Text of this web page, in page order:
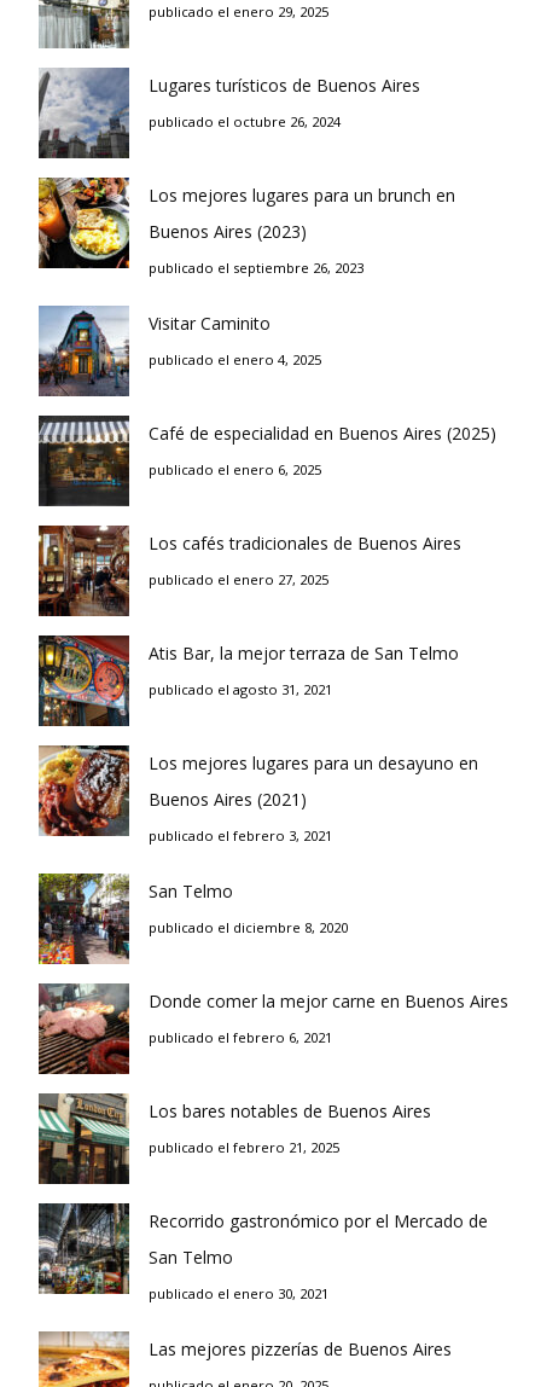
publicado el enero 29, 2025
Lugares turísticos de Buenos Aires
publicado el octubre 26, 2024
Los mejores lugares para un brunch en
Buenos Aires (2023)
publicado el septiembre 26, 2023
Visitar Caminito
publicado el enero 4, 2025
Café de especialidad en Buenos Aires (2025)
publicado el enero 6, 2025
Los cafés tradicionales de Buenos Aires
publicado el enero 27, 2025
Atis Bar, la mejor terraza de San Telmo
publicado el agosto 31, 2021
Los mejores lugares para un desayuno en
Buenos Aires (2021)
publicado el febrero 3, 2021
San Telmo
publicado el diciembre 8, 2020
Donde comer la mejor carne en Buenos Aires
publicado el febrero 6, 2021
Los bares notables de Buenos Aires
publicado el febrero 21, 2025
Recorrido gastronómico por el Mercado de
San Telmo
publicado el enero 30, 2021
Las mejores pizzerías de Buenos Aires